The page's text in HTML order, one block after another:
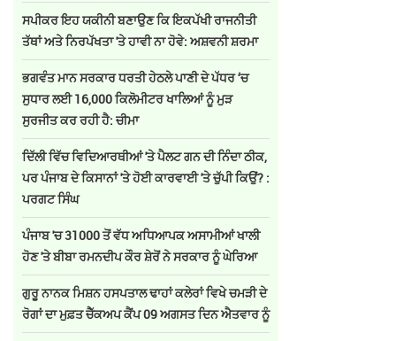
ਸਪੀਕਰ ਇਹ ਯਕੀਨੀ ਬਣਾਉਣ ਕਿ ਇਕਪੱਖੀ ਰਾਜਨੀਤੀ
ਤੱਥਾਂ ਅਤੇ ਨਿਰਪੱਖਤਾ 'ਤੇ ਹਾਵੀ ਨਾ ਹੋਵੇ: ਅਸ਼ਵਨੀ ਸ਼ਰਮਾ
ਭਗਵੰਤ ਮਾਨ ਸਰਕਾਰ ਧਰਤੀ ਹੇਠਲੇ ਪਾਣੀ ਦੇ ਪੱਧਰ ‘ਚ
ਸੁਧਾਰ ਲਈ 16,000 ਕਿਲੋਮੀਟਰ ਖਾਲਿਆਂ ਨੂੰ ਮੁੜ
ਸੁਰਜੀਤ ਕਰ ਰਹੀ ਹੈ: ਚੀਮਾ
ਦਿੱਲੀ ਵਿੱਚ ਵਿਦਿਆਰਥੀਆਂ 'ਤੇ ਪੈਲਟ ਗਨ ਦੀ ਨਿੰਦਾ ਠੀਕ,
ਪਰ ਪੰਜਾਬ ਦੇ ਕਿਸਾਨਾਂ 'ਤੇ ਹੋਈ ਕਾਰਵਾਈ 'ਤੇ ਚੁੱਪੀ ਕਿਉਂ? :
ਪਰਗਟ ਸਿੰਘ
ਪੰਜਾਬ 'ਚ 31000 ਤੋਂ ਵੱਧ ਅਧਿਆਪਕ ਅਸਾਮੀਆਂ ਖਾਲੀ
ਹੋਣ 'ਤੇ ਬੀਬਾ ਰਮਨਦੀਪ ਕੌਰ ਸ਼ੇਰੋਂ ਨੇ ਸਰਕਾਰ ਨੂੰ ਘੇਰਿਆ
ਗੁਰੂ ਨਾਨਕ ਮਿਸ਼ਨ ਹਸਪਤਾਲ ਢਾਹਾਂ ਕਲੇਰਾਂ ਵਿਖੇ ਚਮੜੀ ਦੇ
ਰੋਗਾਂ ਦਾ ਮੁਫ਼ਤ ਚੈੱਕਅਪ ਕੈਂਪ 09 ਅਗਸਤ ਦਿਨ ਐਤਵਾਰ ਨੂੰ